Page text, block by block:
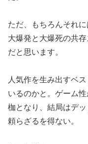
ただ、もちろんそれ
大爆発と 大爆死の共
だと思います。
人気作を生み出すベ
いるのかと。ゲーム
枷となり、結局はデ
頼らざるを得ない。